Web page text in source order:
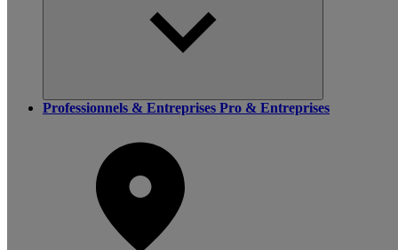
Professionnels & Entreprises Pro & Entreprises